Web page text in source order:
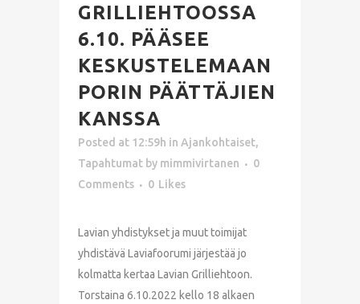
GRILLIEHTOOSSA
6.10. PÄÄSEE
KESKUSTELEMAAN
PORIN PÄÄTTÄJIEN
KANSSA
Posted at 12:59h in Ajankohtaiset,
Tapahtumat by mimmivirtanen
0
Comments
0 Likes
Lavian yhdistykset ja muut toimijat
yhdistävä Laviafoorumi järjestää jo
kolmatta kertaa Lavian Grilliehtoon.
Torstaina 6.10.2022 kello 18 alkaen